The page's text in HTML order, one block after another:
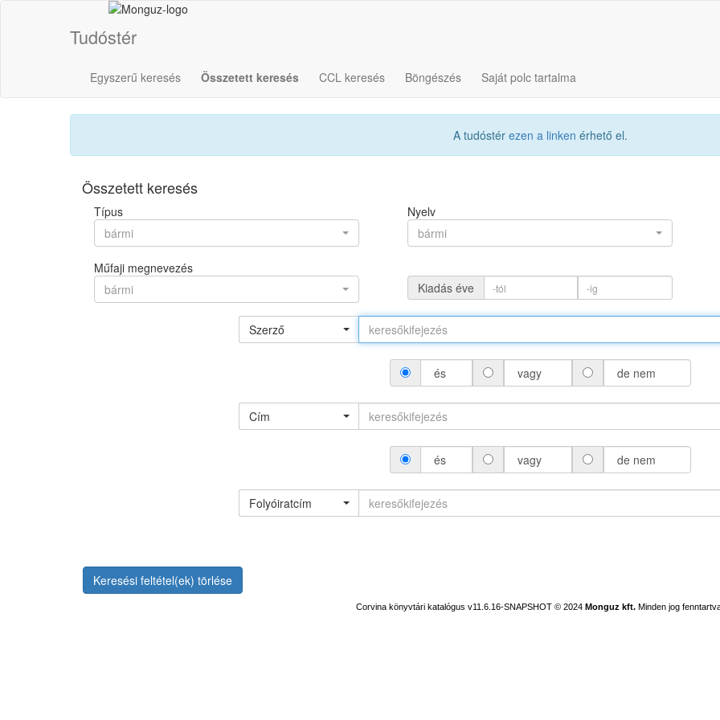
Tudóstér
Egyszerű keresés Összetett keresés CCL keresés Böngészés Saját polc tartalma
A tudóstér ezen a linken érhető el.
Összetett keresés
Típus
bármi
Nyelv
bármi
Műfaji megnevezés
bármi
Kiadás éve
Szerző
és vagy de nem
Cím
és vagy de nem
Folyóiratcím
Keresési feltétel(ek) törlése
Corvina könyvtári katalógus v11.6.16-SNAPSHOT © 2024 Monguz kft. Minden jog